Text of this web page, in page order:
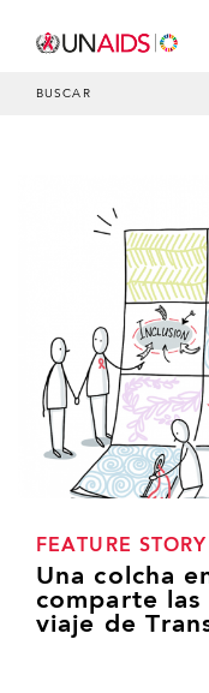
BUSCAR
FEATURE STORY
Una colcha
comparte las
viaje de